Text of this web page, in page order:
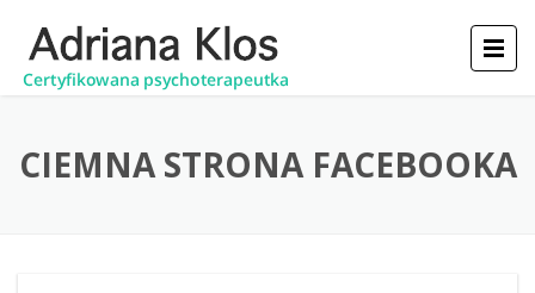
CIEMNA STRONA FACEBOOKA